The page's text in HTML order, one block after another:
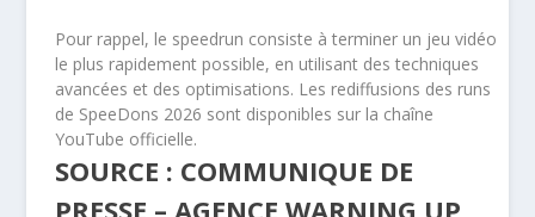
Pour rappel, le speedrun consiste à terminer un jeu vidéo
le plus rapidement possible, en utilisant des techniques
avancées et des optimisations. Les rediffusions des runs
de SpeeDons 2026 sont disponibles sur la chaîne
YouTube officielle.
SOURCE : COMMUNIQUE DE
PRESSE – AGENCE WARNING UP